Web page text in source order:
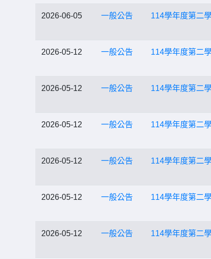
2026-06-05 一般公告 114學年度第二
2026-05-12 一般公告 114學年度第二
2026-05-12 一般公告 114學年度第二
2026-05-12 一般公告 114學年度第二
2026-05-12 一般公告 114學年度第二
2026-05-12 一般公告 114學年度第二
2026-05-12 一般公告 114學年度第二